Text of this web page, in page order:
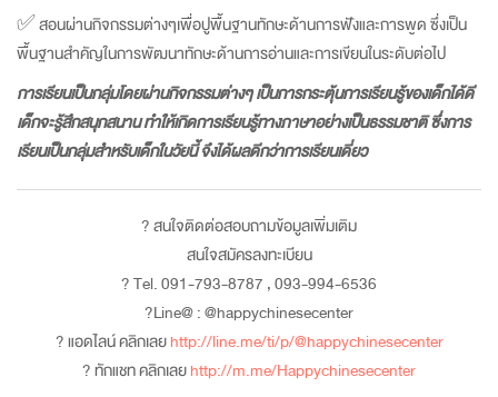
✅ สอนผ่านกิจกรรมต่างๆเพื่อปูพื้นฐานทักษะด้านการฟังและการพูด ซึ่งเป็น
พื้นฐานสำคัญในการพัฒนาทักษะด้านการอ่านและการเขียนในระดับต่อไป
การเรียนเป็นกลุ่มโดยผ่านกิจกรรมต่างๆ เป็นการกระตุ้นการเรียนรู้ของเด็กได้ดี
เด็กจะรู้สึกสนุกสนาน ทำให้เกิดการเรียนรู้ทางภาษาอย่างเป็นธรรมชาติ ซึ่งการ
เรียนเป็นกลุ่มสำหรับเด็กในวัยนี้ จึงได้ผลดีกว่าการเรียนเดี่ยว
?สนใจติดต่อสอบถามข้อมูลเพิ่มเติม
สนใจสมัครลงทะเบียน
?Tel. 091-793-8787 , 093-994-6536
?Line@ : @happychinesecenter
?แอดไลน์ คลิกเลยhttp://line.me/ti/p/@happychinesecenter
?ทักแชท คลิกเลยhttp://m.me/Happychinesecenter